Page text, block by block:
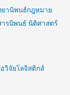
านิพนธ์กฎหมาย
รนิพนธ์ นิติศาสตร์
วิจัยโลจิสติกส์